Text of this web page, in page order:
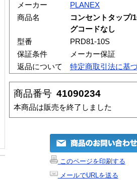
メーカー
PLANEX
商品名
コンセントタップ/
グコードなし
型番
PRD81-10S
保証条件
メーカー保証
返品について
特定商取引法に基
商品番号 41090234
本商品は販売を終了しました
このページを印刷する
メールでURLを送る